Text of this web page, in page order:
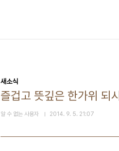
새소식
즐겁고 뜻깊은 한가위 되
알 수 없는 사용자 2014. 9. 5. 21:07